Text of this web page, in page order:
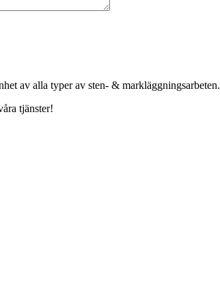
av alla typer av sten- & markläggningsarbeten.
tjänster!